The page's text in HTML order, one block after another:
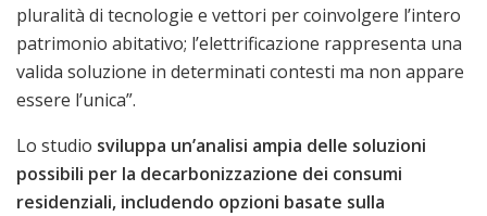
pluralità di tecnologie e vettori per coinvolgere l’intero
patrimonio abitativo; l’elettrificazione rappresenta una
valida soluzione in determinati contesti ma non appare
essere l’unica”.
Lo studio sviluppa un’analisi ampia delle soluzioni
possibili per la decarbonizzazione dei consumi
residenziali, includendo opzioni basate sulla